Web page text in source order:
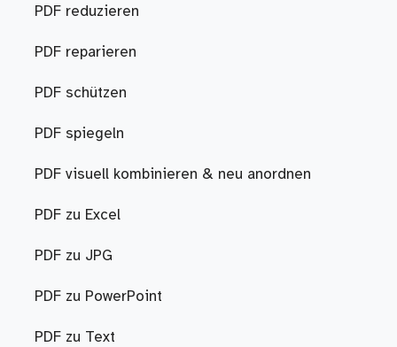
PDF reduzieren
PDF reparieren
PDF schützen
PDF spiegeln
PDF visuell kombinieren & neu anordnen
PDF zu Excel
PDF zu JPG
PDF zu PowerPoint
PDF zu Text